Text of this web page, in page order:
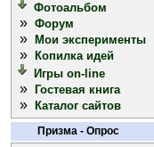
Фотоальбом
» Форум
» Мои эксперименты
»
Копилка идей
Игры on-line
» Гостевая книга
» Каталог сайтов
Призма - Опрос